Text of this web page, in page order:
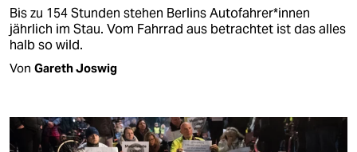
Bis zu 154 Stunden stehen Berlins Autofahrer*innen
jährlich im Stau. Vom Fahrrad aus betrachtet ist das alles
halb so wild.
Von Gareth Joswig